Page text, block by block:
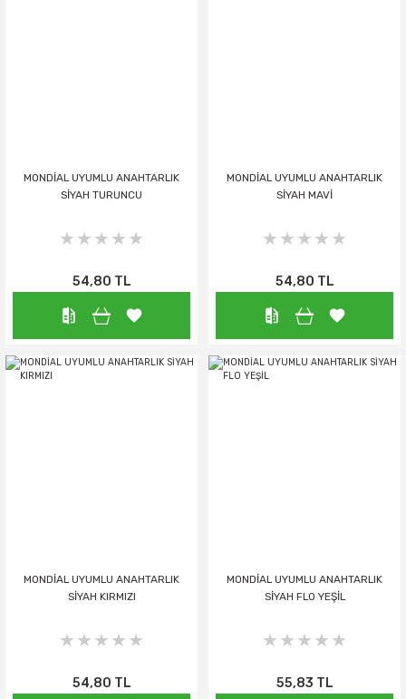
MONDİAL UYUMLU ANAHTARLIK
SİYAH TURUNCU
54,80 TL
MONDİAL UYUMLU ANAHTARLIK
SİYAH MAVİ
54,80 TL
MONDİAL UYUMLU ANAHTARLIK
SİYAH KIRMIZI
54,80 TL
MONDİAL UYUMLU ANAHTARLIK
SİYAH FLO YEŞİL
55,83 TL